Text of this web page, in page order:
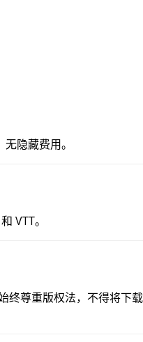
隐藏费用。
VTT。
终尊重版权法，不得将下